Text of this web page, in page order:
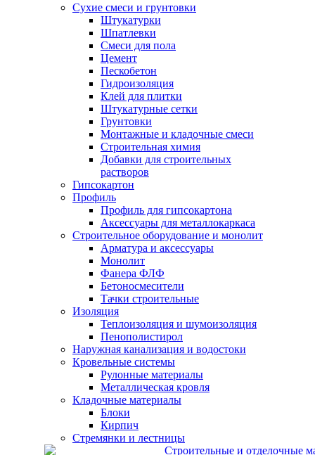
Сухие смеси и грунтовки
Штукатурки
Шпатлевки
Смеси для пола
Цемент
Пескобетон
Гидроизоляция
Клей для плитки
Штукатурные сетки
Грунтовки
Монтажные и кладочные смеси
Строительная химия
Добавки для строительных
растворов
Гипсокартон
Профиль
Профиль для гипсокартона
Аксессуары для металлокаркаса
Строительное оборудование и монолит
Арматура и аксессуары
Монолит
Фанера ФЛФ
Бетоносмесители
Тачки строительные
Изоляция
Теплоизоляция и шумоизоляция
Пенополистирол
Наружная канализация и водостоки
Кровельные системы
Рулонные материалы
Металлическая кровля
Кладочные материалы
Блоки
Кирпич
Стремянки и лестницы